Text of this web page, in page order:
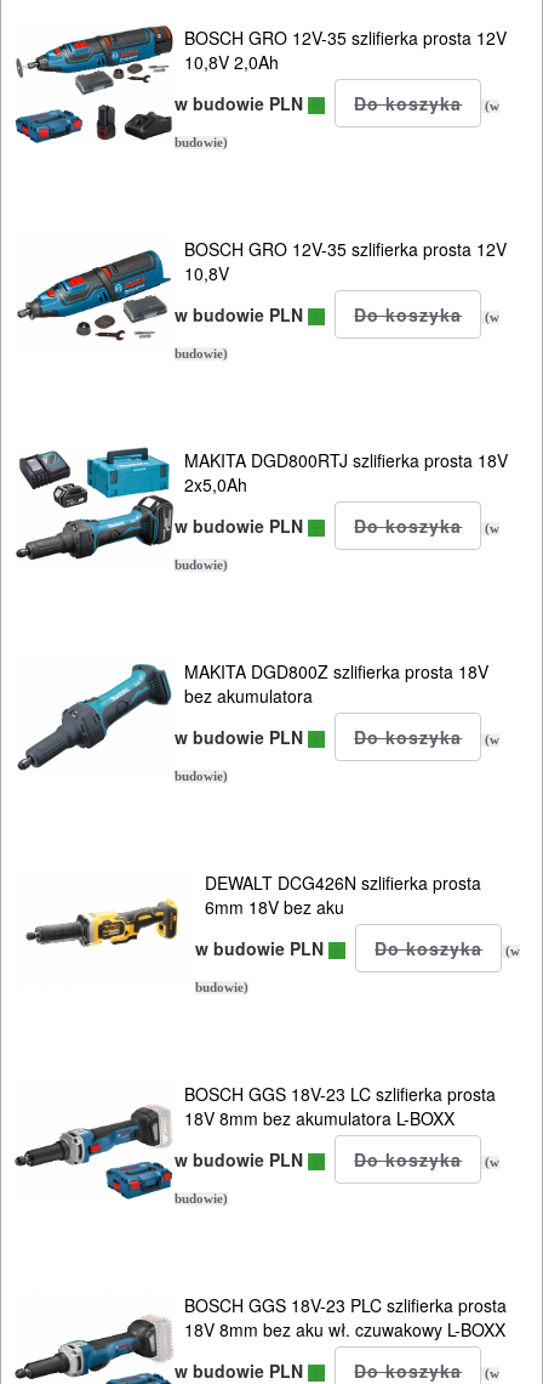
WKRĘTARKI
bruzdownice
frezarki
klucze
udarowe
lamelownice
lampy
lutownice
mieszarki
max
młotowiertarki
nitownice
nożyce
do
kabli
uniwersalne
odkurzacze
BOSCH GRO 12V-35 szlifierka prosta 12V
10,8V 2,0Ah
w budowie PLN
(w
budowie)
BOSCH GRO 12V-35 szlifierka prosta 12V
10,8V
w budowie PLN
(w
budowie)
MAKITA DGD800RTJ szlifierka prosta 18V
2x5,0Ah
w budowie PLN
(w
budowie)
MAKITA DGD800Z szlifierka prosta 18V
bez akumulatora
w budowie PLN
(w
budowie)
DEWALT DCG426N szlifierka prosta
6mm 18V bez aku
w budowie PLN
(w
budowie)
BOSCH GGS 18V-23 LC szlifierka prosta
18V 8mm bez akumulatora L-BOXX
w budowie PLN
(w
budowie)
BOSCH GGS 18V-23 PLC szlifierka prosta
18V 8mm bez aku wł. czuwakowy L-BOXX
w budowie PLN
(w